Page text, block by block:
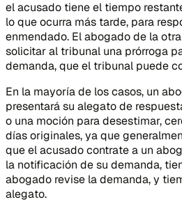
el acusado tiene el tiempo
lo que ocurra más tarde, para
enmendado. El abogado de la
solicitar al tribunal una prórroga
demanda, que el tribunal puede
En la mayoría de los casos, un
presentará su alegato de
o una moción para desestimar,
días originales, ya que
que el acusado contrate a un
la notificación de su demanda,
abogado revise la demanda, y
alegato.